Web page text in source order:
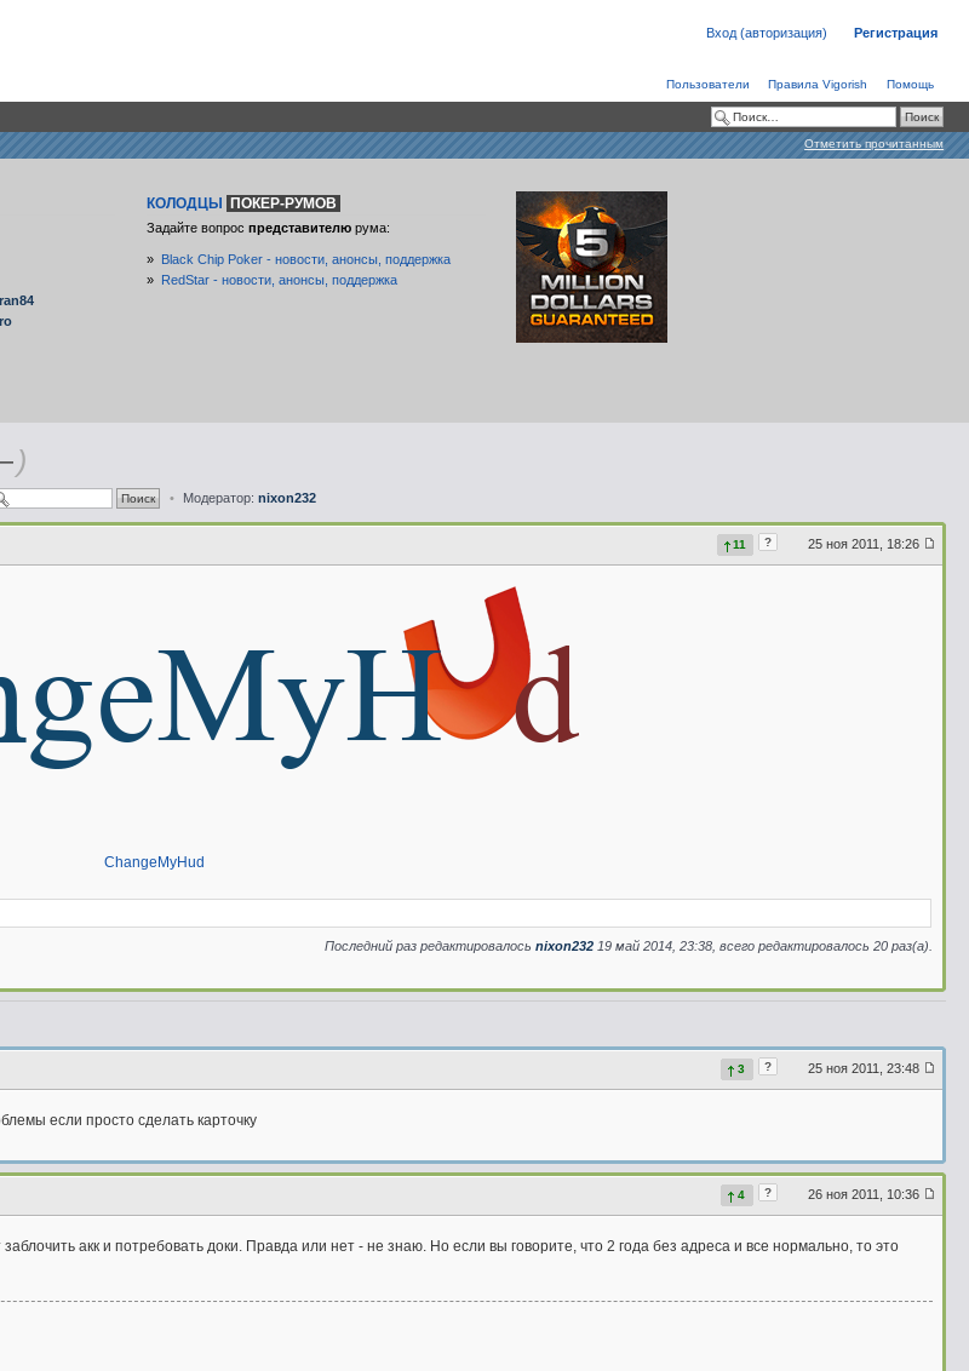
Регистрация
Вход (авторизация)
Помощь
Правила Vigorish
Пользователи
Отметить прочитанным
КОЛОДЦЫ ПОКЕР-РУМОВ
Задайте вопрос представителюрума:
»
Black Chip Poker - новости, анонсы, поддержка
»
RedStar - новости, анонсы, поддержка
)
• Модератор: nixon232
25 ноя 2011, 18:26
?
11
ChangeMyHud
Последний раз редактировалось nixon232 19 май 2014, 23:38, всего редактировалось 20 раз(а).
25 ноя 2011, 23:48
?
3
если просто сделать карточку
26 ноя 2011, 10:36
?
4
акк и потребовать доки. Правда или нет - не знаю. Но если вы говорите, что 2 года без адреса и все нормально, то это